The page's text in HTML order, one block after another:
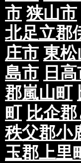
市 狭山市
北足立郡
庄市 東
島市 日
郡嵐山町
町 比企
秩父郡小
玉郡上里